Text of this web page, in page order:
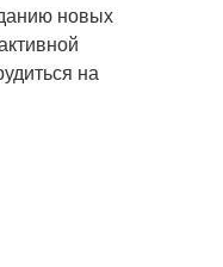
новых
на